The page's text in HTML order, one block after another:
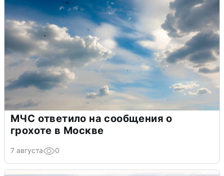
МЧС ответило на сообщения о
грохоте в Москве
7 августа 0